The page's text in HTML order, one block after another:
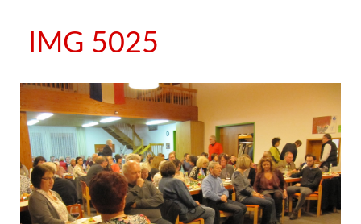
IMG 5025